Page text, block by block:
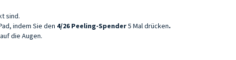
sind.
indem Sie den 4/26 Peeling-Spender5 Mal drücken.
die Augen.